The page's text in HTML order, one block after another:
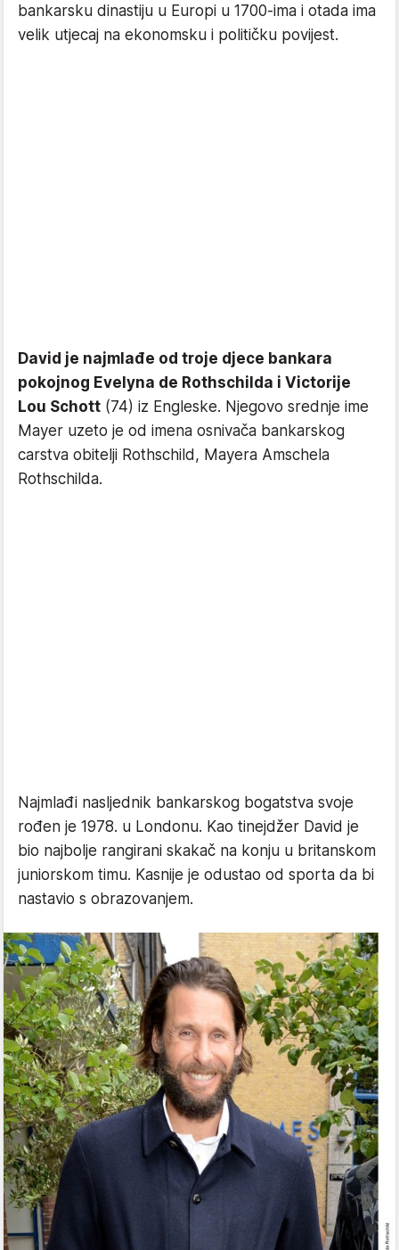
bankarsku dinastiju u Europi u 1700-ima i otada ima
velik utjecaj na ekonomsku i političku povijest.
David je najmlađe od troje djece bankara
pokojnog Evelyna de Rothschilda i Victorije
Lou Schott (74) iz Engleske. Njegovo srednje ime
Mayer uzeto je od imena osnivača bankarskog
carstva obitelji Rothschild, Mayera Amschela
Rothschilda.
Najmlađi nasljednik bankarskog bogatstva svoje
rođen je 1978. u Londonu. Kao tinejdžer David je
bio najbolje rangirani skakač na konju u britanskom
juniorskom timu. Kasnije je odustao od sporta da bi
nastavio s obrazovanjem.